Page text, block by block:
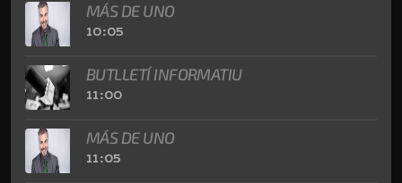
MÁS DE UNO
10:05
BUTLLETÍ INFORMATIU
11:00
MÁS DE UNO
11:05